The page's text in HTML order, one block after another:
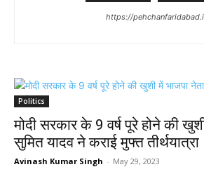
https://
Politics
मोदी सरकार के 9 वर्ष पूरे होने की
सुमित यादव ने कराई मुफ्त तीर्थयात्रा
Avinash Kumar Singh - May 29, 2023